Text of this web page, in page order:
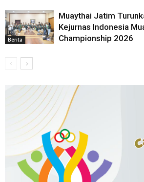
Berita
Muaythai Jatim
Kejurnas Indonesia
Championship 2026